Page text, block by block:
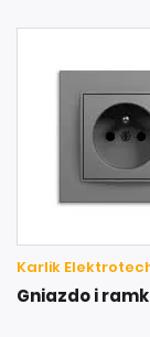
Karlik
Gniazdo i